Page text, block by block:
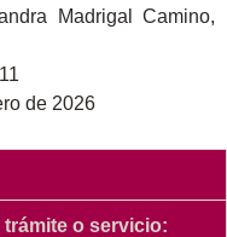
Madrigal Camino,
de 2026
trámite o servicio: